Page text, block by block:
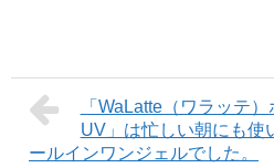
「WaLatte（ワラッテ
UV」は忙しい朝にも使
ールインワンジェルでした。